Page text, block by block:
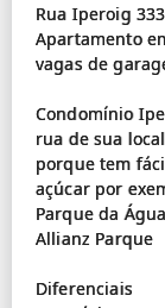
Rua Iperoig 333
Apartamento
vagas de
Condomínio
rua de sua
porque tem
açúcar por
Parque da
Allianz Parque
Diferenciais